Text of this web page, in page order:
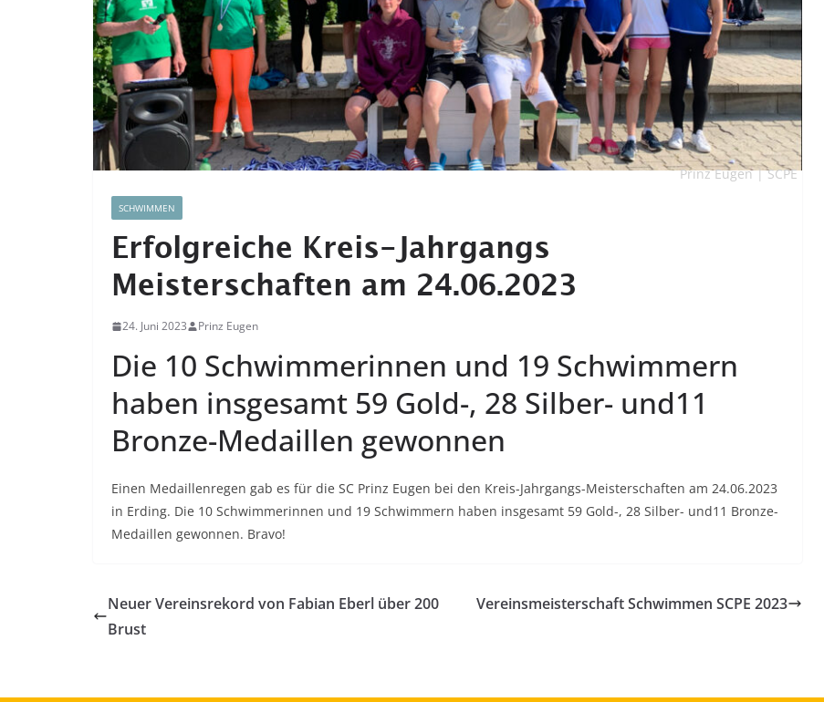
Prinz Eugen | SCPE
SCHWIMMEN
Erfolgreiche Kreis-Jahrgangs
Meisterschaften am 24.06.2023
24. Juni 2023 Prinz Eugen
Die 10 Schwimmerinnen und 19 Schwimmern
haben insgesamt 59 Gold-, 28 Silber- und11
Bronze-Medaillen gewonnen
Einen Medaillenregen gab es für die SC Prinz Eugen bei den Kreis-Jahrgangs-Meisterschaften am 24.06.2023
in Erding. Die 10 Schwimmerinnen und 19 Schwimmern haben insgesamt 59 Gold-, 28 Silber- und11 Bronze-
Medaillen gewonnen. Bravo!
Neuer Vereinsrekord von Fabian Eberl über 200
Brust
Vereinsmeisterschaft Schwimmen SCPE 2023